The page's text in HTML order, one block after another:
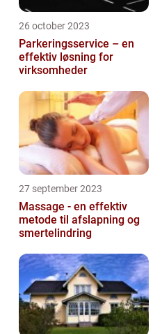
26 october 2023
Parkeringsservice – en
effektiv løsning for
virksomheder
27 september 2023
Massage - en effektiv
metode til afslapning og
smertelindring